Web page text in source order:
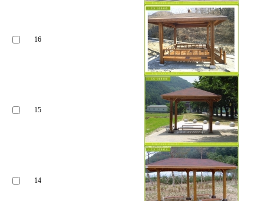
16
15
14